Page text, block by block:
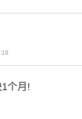
个月!